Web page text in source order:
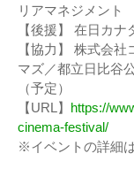
リアマネジメント
【後援】 在日カ
【協力】 株式会
マズ／都立日比谷
（予定）
【URL】 https://
cinema-festival/
※イベントの詳細